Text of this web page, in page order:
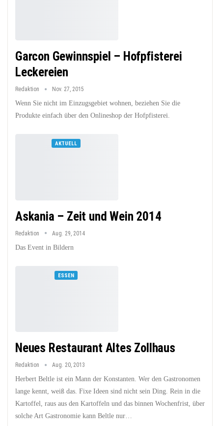
Garcon Gewinnspiel – Hofpfisterei
Leckereien
Redaktion Nov. 27, 2015
Wenn Sie nicht im Einzugsgebiet wohnen, beziehen Sie die
Produkte einfach über den Onlineshop der Hofpfisterei.
AKTUELL
Askania – Zeit und Wein 2014
Redaktion Aug. 29, 2014
Das Event in Bildern
ESSEN
Neues Restaurant Altes Zollhaus
Redaktion Aug. 20, 2013
Herbert Beltle ist ein Mann der Konstanten. Wer den Gastronomen
lange kennt, weiß das. Fixe Ideen sind nicht sein Ding. Rein in die
Kartoffel, raus aus den Kartoffeln und das binnen Wochenfrist, über
solche Art Gastronomie kann Beltle nur…